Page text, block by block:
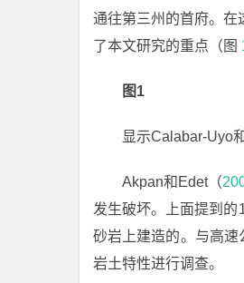
通往第三州的首府。
了本文研究的重点（图
图1
显示Calabar-Uyo
Akpan和Edet（
发生破坏。上面提到
砂岩上建造的。与高
岩土特性进行调查。